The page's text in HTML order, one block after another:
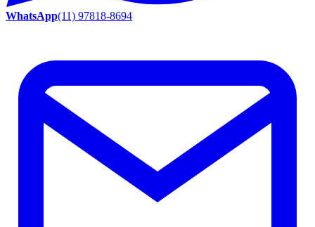
WhatsApp(11) 97818-8694